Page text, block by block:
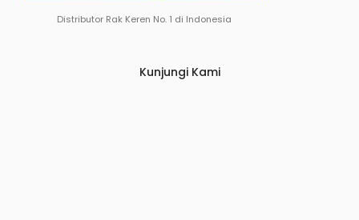
Distributor Rak Keren No. 1 di Indonesia
Kunjungi Kami